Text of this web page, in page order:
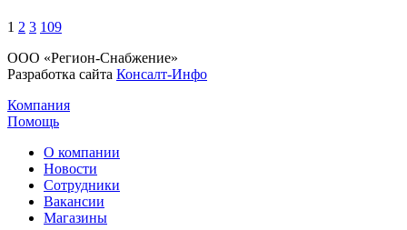
1 2 3 109
ООО «Регион-Снабжение»
Разработка сайта Консалт-Инфо
Компания
Помощь
О компании
Новости
Сотрудники
Вакансии
Магазины